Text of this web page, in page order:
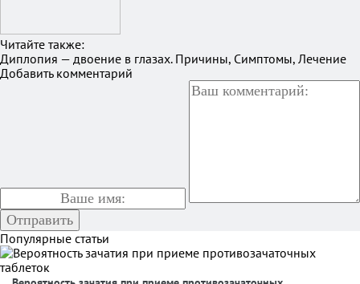
Читайте также:
Диплопия — двоение в глазах. Причины, Симптомы, Лечение
Добавить комментарий
Популярные статьи